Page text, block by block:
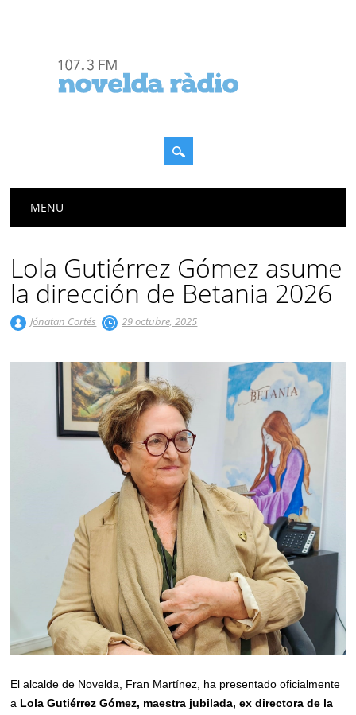
Menú principal
MENU
Lola Gutiérrez Gómez asume
la dirección de Betania 2026
Jónatan Cortés 29 octubre, 2025
El alcalde de Novelda, Fran Martínez, ha presentado oficialmente
a Lola Gutiérrez Gómez, maestra jubilada, ex directora de la